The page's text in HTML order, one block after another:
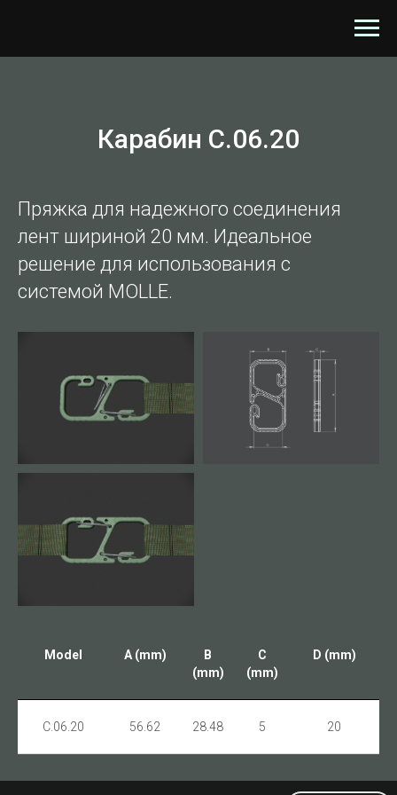
Карабин C.06.20
Пряжка для надежного соединения
лент шириной 20 мм. Идеальное
решение для использования с
системой MOLLE.
Model A (mm)
B
(mm)
C
(mm)
D (mm)
C.06.20 56.62 28.48 5 20